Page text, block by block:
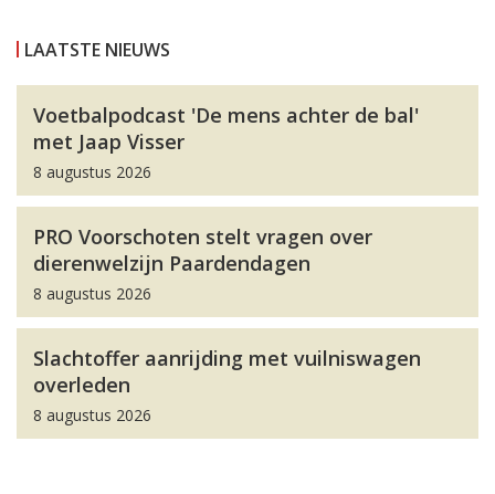
LAATSTE NIEUWS
Voetbalpodcast 'De mens achter de bal'
met Jaap Visser
8 augustus 2026
PRO Voorschoten stelt vragen over
dierenwelzijn Paardendagen
8 augustus 2026
Slachtoffer aanrijding met vuilniswagen
overleden
8 augustus 2026